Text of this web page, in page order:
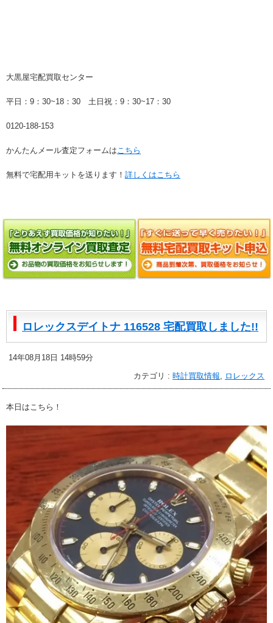
大黒屋宅配買取センター
平日：9：30~18：30 土日祝：9：30~17：30
0120-188-153
かんたんメール査定フォームは こちら
無料で宅配用キットを送ります！ 詳しくはこちら
ロレックスデイトナ 116528 宅配買取しました!!
14年08月18日 14時59分
カテゴリ : 時計買取情報 ロレックス
本日はこちら！